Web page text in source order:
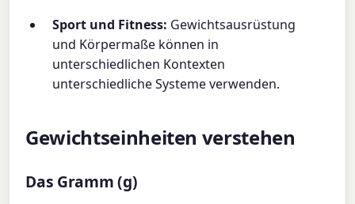
Sport und Fitness: Gewichtsausrüstung
und Körpermaße können in
unterschiedlichen Kontexten
unterschiedliche Systeme verwenden.
Gewichtseinheiten verstehen
Das Gramm (g)